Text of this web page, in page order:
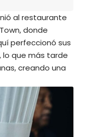
al restaurante
donde
perfeccionó sus
lo que más tarde
creando una